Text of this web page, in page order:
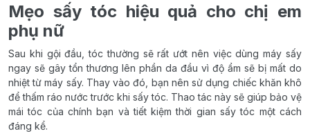
Mẹo sấy tóc hiệu quả cho chị em
phụ nữ
Sau khi gội đầu, tóc thường sẽ rất ướt nên việc dùng máy sấy
ngay sẽ gây tổn thương lên phần da đầu vì độ ẩm sẽ bị mất do
nhiệt từ máy sấy. Thay vào đó, bạn nên sử dụng chiếc khăn khô
để thấm ráo nước trước khi sấy tóc. Thao tác này sẽ giúp bảo vệ
mái tóc của chính bạn và tiết kiệm thời gian sấy tóc một cách
đáng kể.